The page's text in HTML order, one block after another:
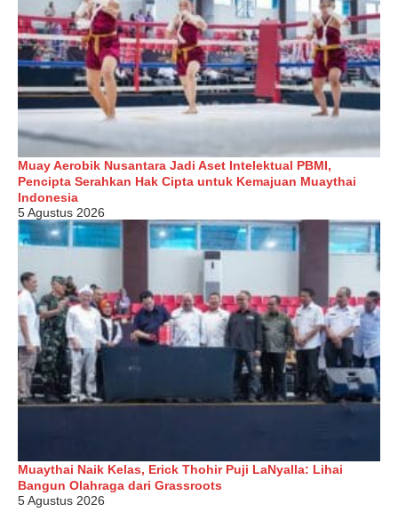
Muay Aerobik Nusantara Jadi Aset Intelektual PBMI,
Pencipta Serahkan Hak Cipta untuk Kemajuan Muaythai
Indonesia
5 Agustus 2026
Muaythai Naik Kelas, Erick Thohir Puji LaNyalla: Lihai
Bangun Olahraga dari Grassroots
5 Agustus 2026